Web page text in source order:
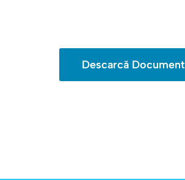
Descarcă Document